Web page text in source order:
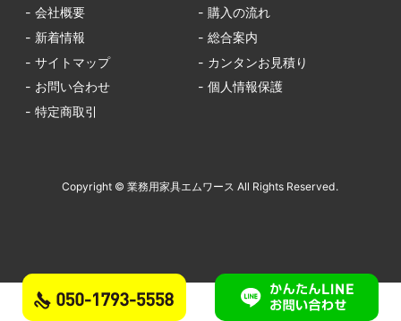
- 会社概要
- 購入の流れ
- 新着情報
- 総合案内
- サイトマップ
- カンタンお見積り
- お問い合わせ
- 個人情報保護
- 特定商取引
Copyright © 業務用家具エムワース All Rights Reserved.